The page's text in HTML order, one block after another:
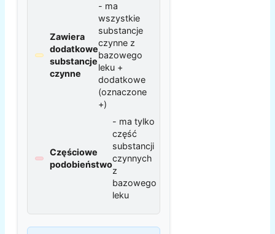
Zawiera
dodatkowe
substancje
czynne
- ma
wszystkie
substancje
czynne z
bazowego
leku +
dodatkowe
(oznaczone
+)
Częściowe
podobieństwo
- ma tylko
część
substancji
czynnych
z
bazowego
leku